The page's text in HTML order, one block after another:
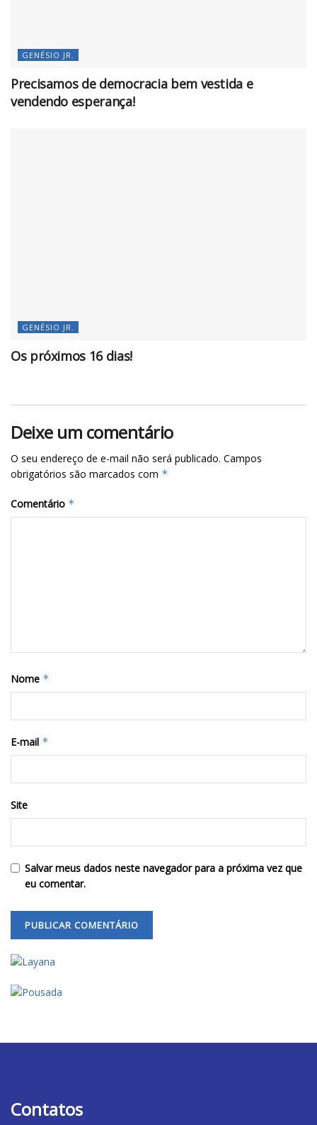
GENÉSIO JR.
Precisamos de democracia bem vestida e
vendendo esperança!
GENÉSIO JR.
Os próximos 16 dias!
Deixe um comentário
O seu endereço de e-mail não será publicado. Campos
obrigatórios são marcados com *
Comentário *
Nome *
E-mail *
Site
Salvar meus dados neste navegador para a próxima vez que
eu comentar.
Contatos